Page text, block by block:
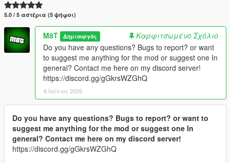
5.0 / 5 αστέρια (5 ψήφοι)
M8T Δημιουργός
Καρφιτσωμένο Σχόλιο
Do you have any questions? Bugs to report? or want
to suggest me anything for the mod or suggest one In
general? Contact me here on my discord server!
https://discord.gg/gGkrsWZGhQ
6 Ιούλιος 2026
Do you have any questions? Bugs to report? or want to
suggest me anything for the mod or suggest one In
general? Contact me here on my discord server!
https://discord.gg/gGkrsWZGhQ